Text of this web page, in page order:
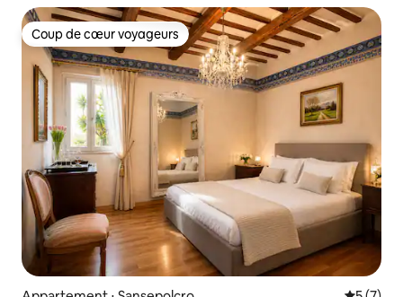
Coup de cœur voyageurs
Coup de cœur voyageurs